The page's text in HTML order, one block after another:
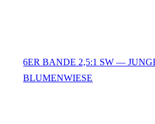
6ER BANDE 2,5:1 SW —
BLUMENWIESE